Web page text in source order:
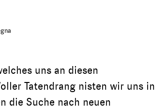
uns an diesen
Tatendrang nisten wir uns in
die Suche nach neuen